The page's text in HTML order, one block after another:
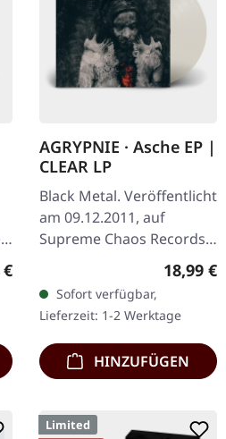
Preis:
€
AGRYPNIE · Asche EP |
CLEAR LP
Black Metal. Veröffentlicht
am 09.12.2011, auf
Supreme Chaos Records.
Transparentes Vinyl im
Gatefold-Cover, limitiert
auf 400 Exemplare, 180g
Vinyl.…
18,99 €
Sofort verfügbar,
Lieferzeit: 1-2 Werktage
HINZUFÜGEN
Limited